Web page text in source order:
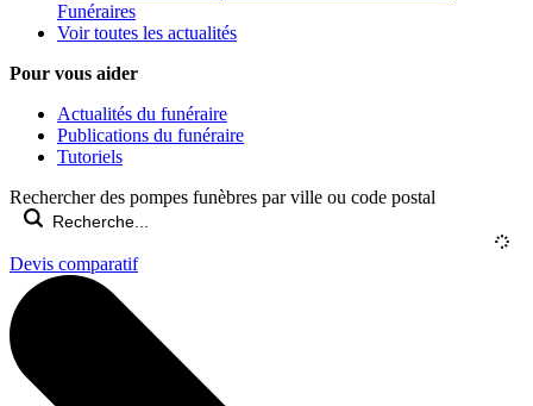
Funéraires
Voir toutes les actualités
Pour vous aider
Actualités du funéraire
Publications du funéraire
Tutoriels
Rechercher des pompes funèbres par ville ou code postal
Devis comparatif